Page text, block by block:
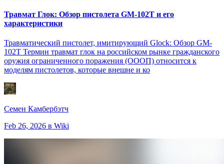
Травмат Глок: Обзор пистолета GM-102T и его
характеристики
Травматический пистолет, имитирующий Glock: Обзор GM-
102T Термин травмат глок на российском рынке гражданского
оружия ограниченного поражения (ОООП) относится к
моделям пистолетов, которые внешне и ко
Семен Камбербэтч
Feb 26, 2026 в Wiki